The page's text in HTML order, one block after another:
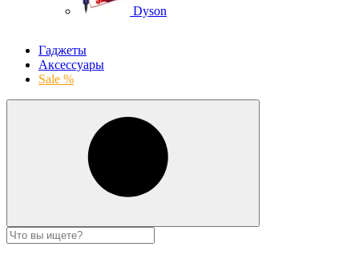
Dyson
Гаджеты
Аксессуары
Sale %